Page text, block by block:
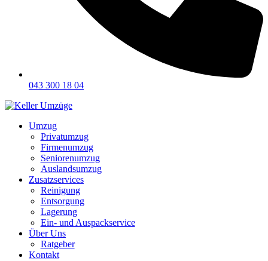
043 300 18 04
Umzug
Privatumzug
Firmenumzug
Seniorenumzug
Auslandsumzug
Zusatzservices
Reinigung
Entsorgung
Lagerung
Ein- und Auspackservice
Über Uns
Ratgeber
Kontakt